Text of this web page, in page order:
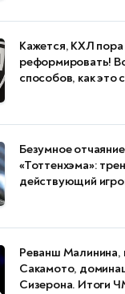
Кажется, КХЛ пора
реформировать!
способов, как это
Безумное отчаяние
«Тоттенхэма»:
действующий
Реванш
Сакамото,
Сизерона. Итоги